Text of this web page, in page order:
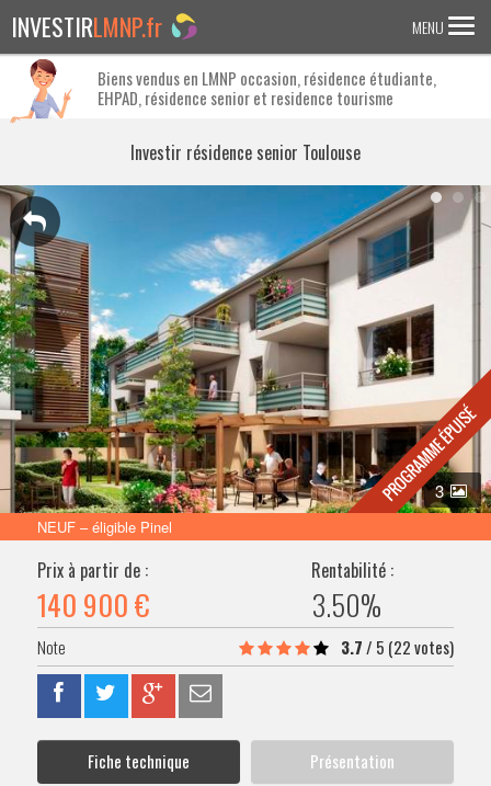
MENU
INVESTIRLMNP.fr
ACCUEIL
RESIDENCE ETUDIANTE
EHPAD
RESIDENCE SENIOR
RESIDENCE AFFAIRE/TOURISME
ACTUALITES
FAQ
VENDRE SON BIEN
Biens vendus en LMNP occasion, résidence étudiante,
EHPAD, résidence senior et residence tourisme
Investir résidence senior Toulouse
3
NEUF – éligible Pinel
Prix à partir de :
140 900 €
Rentabilité :
3.50%
3.7/ 5 (22 votes)
Fiche technique Présentation